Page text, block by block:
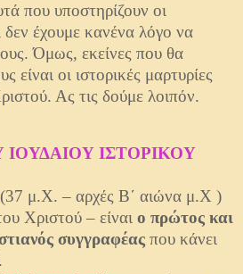
που υποστηρίζουν οι
δεν έχουμε κανένα λόγο να
Όμως, εκείνες που θα
είναι οι ιστορικές μαρτυρίες
Ας τις δούμε λοιπόν.
ΙΣΤΟΡΙΚΟΥ
μ.Χ. – αρχές Β΄ αιώνα μ.Χ )
Χριστού – είναι ο πρώτος και
συγγραφέας που κάνει